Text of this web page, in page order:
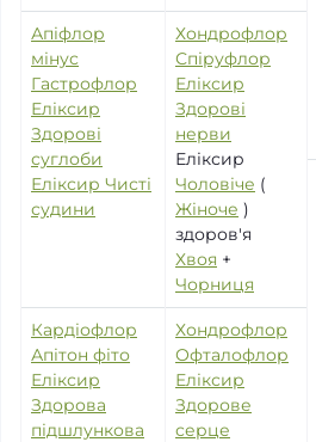
Апіфлор
мінус
Гастрофлор
Еліксир
Здорові
суглоби
Еліксир Чисті
судини
Хондрофлор
Спіруфлор
Еліксир
Здорові
нерви
Еліксир
Чоловіче (
Жіноче )
здоров'я
Хвоя +
Чорниця
Кардіофлор
Апітон фіто
Еліксир
Здорова
підшлункова
Хондрофлор
Офталофлор
Еліксир
Здорове
серце